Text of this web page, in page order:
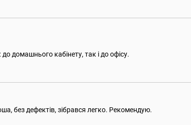
домашнього кабінету, так і до офісу.
без дефектів, зібрався легко. Рекомендую.